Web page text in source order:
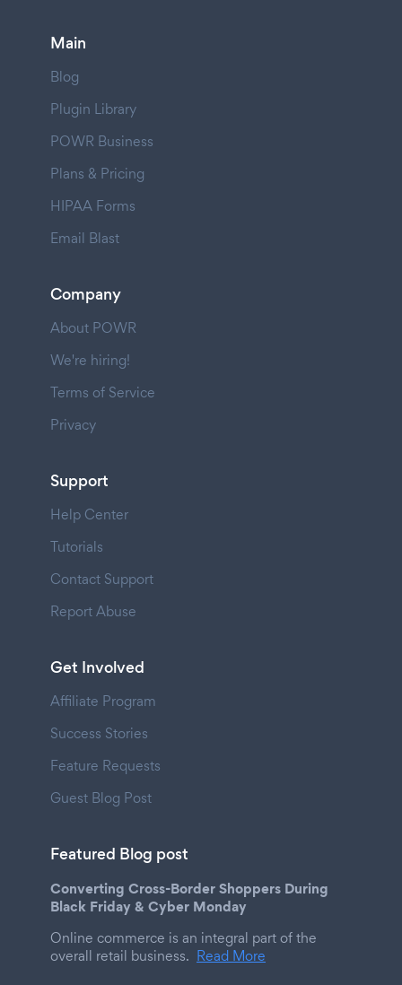
Main
Blog
Plugin Library
POWR Business
Plans & Pricing
HIPAA Forms
Email Blast
Company
About POWR
We're hiring!
Terms of Service
Privacy
Support
Help Center
Tutorials
Contact Support
Report Abuse
Get Involved
Affiliate Program
Success Stories
Feature Requests
Guest Blog Post
Featured Blog post
Converting Cross-Border Shoppers During
Black Friday & Cyber Monday
Online commerce is an integral part of the
overall retail business. Read More